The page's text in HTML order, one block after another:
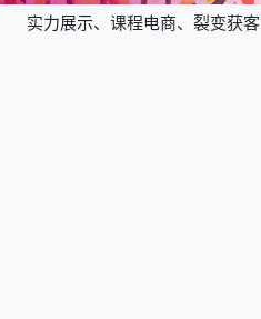
实力展示、课程电商、裂变获客